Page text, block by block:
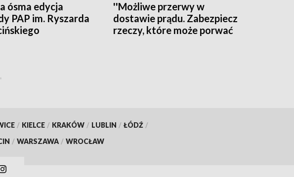
ósma edycja
PAP im. Ryszarda
''Możliwe przerwy w
dostawie prądu. Zabezpiecz
rzeczy, które może porwać
/ KIELCE / KRAKÓW / LUBLIN / ŁÓDŹ /
/ WARSZAWA / WROCŁAW